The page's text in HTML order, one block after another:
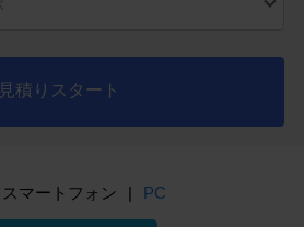
見積りスタート
スマートフォン | PC